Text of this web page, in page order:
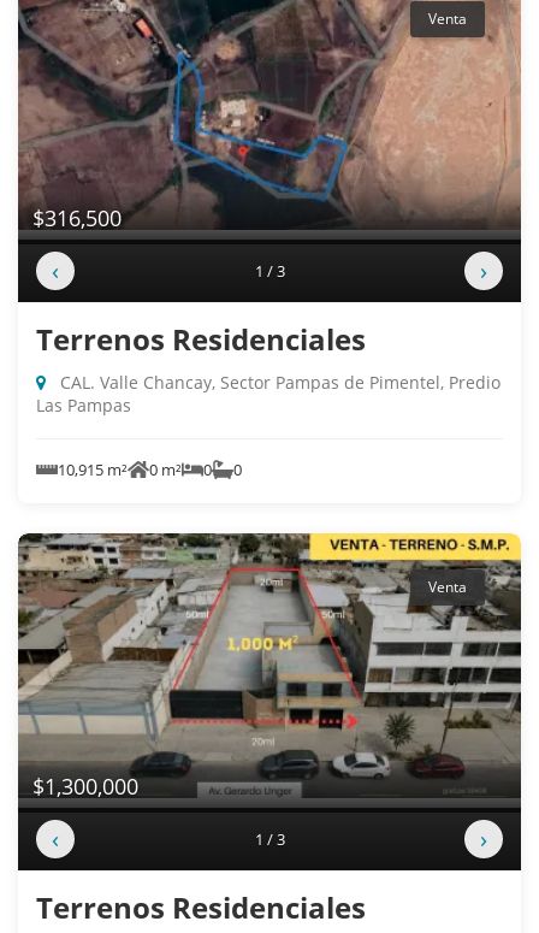
Venta
$316,500
‹ 1 / 3 ›
Terrenos Residenciales
Las Pampas
10,915 m² 0 m² 0 0
Venta
$1,300,000
‹ 1 / 3 ›
Terrenos Residenciales